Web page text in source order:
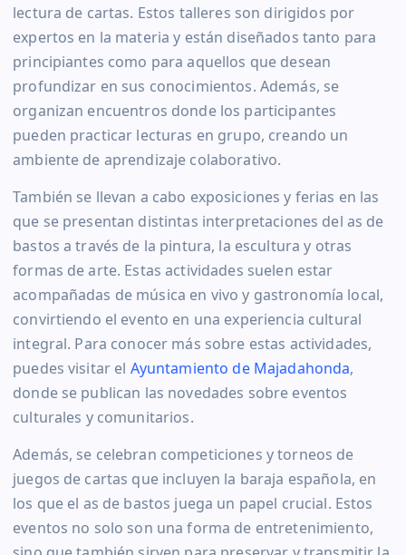
lectura de cartas. Estos talleres son dirigidos por
expertos en la materia y están diseñados tanto para
principiantes como para aquellos que desean
profundizar en sus conocimientos. Además, se
organizan encuentros donde los participantes
pueden practicar lecturas en grupo, creando un
ambiente de aprendizaje colaborativo.
También se llevan a cabo exposiciones y ferias en las
que se presentan distintas interpretaciones del as de
bastos a través de la pintura, la escultura y otras
formas de arte. Estas actividades suelen estar
acompañadas de música en vivo y gastronomía local,
convirtiendo el evento en una experiencia cultural
integral. Para conocer más sobre estas actividades,
puedes visitar el Ayuntamiento de Majadahonda,
donde se publican las novedades sobre eventos
culturales y comunitarios.
Además, se celebran competiciones y torneos de
juegos de cartas que incluyen la baraja española, en
los que el as de bastos juega un papel crucial. Estos
eventos no solo son una forma de entretenimiento,